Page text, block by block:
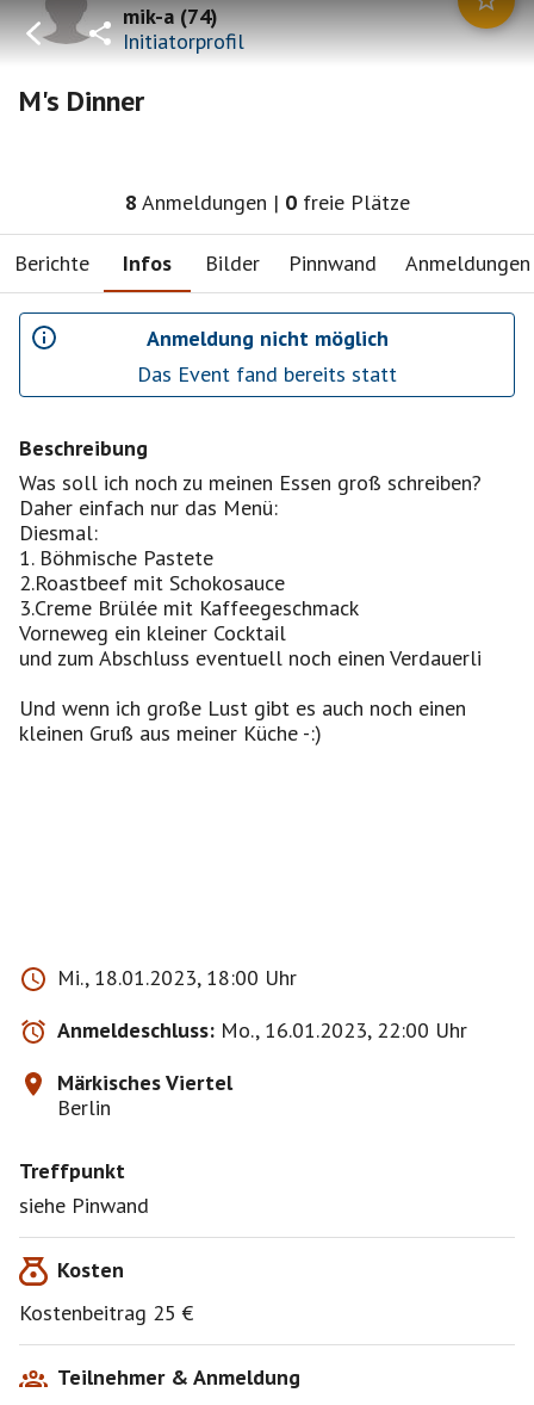
mik-a(74)
Initiatorprofil
M's Dinner
8 Anmeldungen | 0 freie Plätze
Berichte Infos Bilder Pinnwand Anmeldungen
Anmeldung nicht möglich
Das Event fand bereits statt
Beschreibung
Was soll ich noch zu meinen Essen groß schreiben?
Daher einfach nur das Menü:
Diesmal:
1. Böhmische Pastete
2.Roastbeef mit Schokosauce
3.Creme Brülée mit Kaffeegeschmack
Vorneweg ein kleiner Cocktail
und zum Abschluss eventuell noch einen Verdauerli
Und wenn ich große Lust gibt es auch noch einen
kleinen Gruß aus meiner Küche -:)
Mi., 18.01.2023, 18:00 Uhr
Anmeldeschluss: Mo., 16.01.2023, 22:00 Uhr
Märkisches Viertel
Berlin
Treffpunkt
siehe Pinwand
Kosten
Kostenbeitrag 25 €
Teilnehmer & Anmeldung